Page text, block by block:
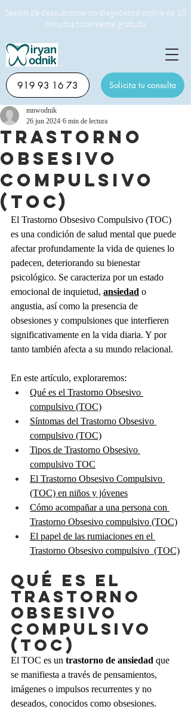
Solicita tu consulta
919 93 16 73
Sesión de descubrimiento diagnóstico online de 15
minutos totalmente gratuita
Trastorno
Obsesivo
Compulsivo
(TOC)
mnwodnik
26 jun 2024 6 min de lectura
El Trastorno Obsesivo Compulsivo (TOC)
es una condición de salud mental que puede
afectar profundamente la vida de quienes lo
padecen, deteriorando su bienestar
psicológico. Se caracteriza por un estado
emocional de inquietud, ansiedad o
angustia, así como la presencia de
obsesiones y compulsiones que interfieren
significativamente en la vida diaria. Y por
tanto también afecta a su mundo relacional.
En este artículo, exploraremos:
Qué es el Trastorno Obsesivo
compulsivo (TOC)
Síntomas del Trastorno Obsesivo
compulsivo (TOC)
Tipos de Trastorno Obsesivo
compulsivo TOC
El Trastorno Obsesivo Compulsivo
(TOC) en niños y jóvenes
Cómo acompañar a una persona con
Trastorno Obsesivo compulsivo (TOC)
El papel de las rumiaciones en el
Trastorno Obsesivo compulsivo  (TOC)
QUÉ ES EL
Trastorno
obsesivo
compulsivo
(TOC)
El TOC es un trastorno de ansiedad que
se manifiesta a través de pensamientos,
imágenes o impulsos recurrentes y no
deseados, conocidos como obsesiones.